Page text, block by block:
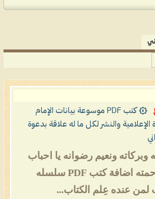
۞ كتب PDF موسوعة بيانات الإمام
الإعلامية والنشر لكل ما له علاقة بدعوة
وبركاته ونعيم رضوانه يا احباب
الرحمن تم بعون الله ورحمته اضافة كتب PDF سلسله
عنده عِلم الكتاب...